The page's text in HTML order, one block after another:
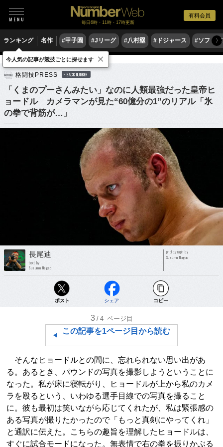
有料会員
毎日6時・11時・17時更新
ランキング 名作 #甲子園 #Jリーグ #八村塁 #ドジャース #ソフト〉
格闘技 その他
格闘技PRESS BACK NUMBER
「くまのプーさんみたい」なのに人類最強だった皇帝ヒ
ョードル カメラマンが見た“60億分の1”のリアル「氷
の拳で背筋が…」
長尾迪
text by
Susumu Nagao
photograph by
Susumu Nagao
ポスト シェア コピー
3 /4 ページ目
この記事を1ページ目から読む
そんなヒョードルとの間に、忘れられない思い出があ
る。あるとき、パウンドの写真を撮影しようということに
なった。私が床に寝転がり、ヒョードルが上から私のカメ
ラを殴るという、いわゆる選手目線での写真を撮ること
に。彼も最初は笑いながら応じてくれたが、私は緊張感の
ある写真が撮りたかったので「もっと真剣にやってくれ」
と通訳に伝えた。こちらの趣旨を理解したヒョードルは、
すぐに試合モードになった。無表情で右の拳を振りかぶる
今人気の記事が競技ごとに探せます ×